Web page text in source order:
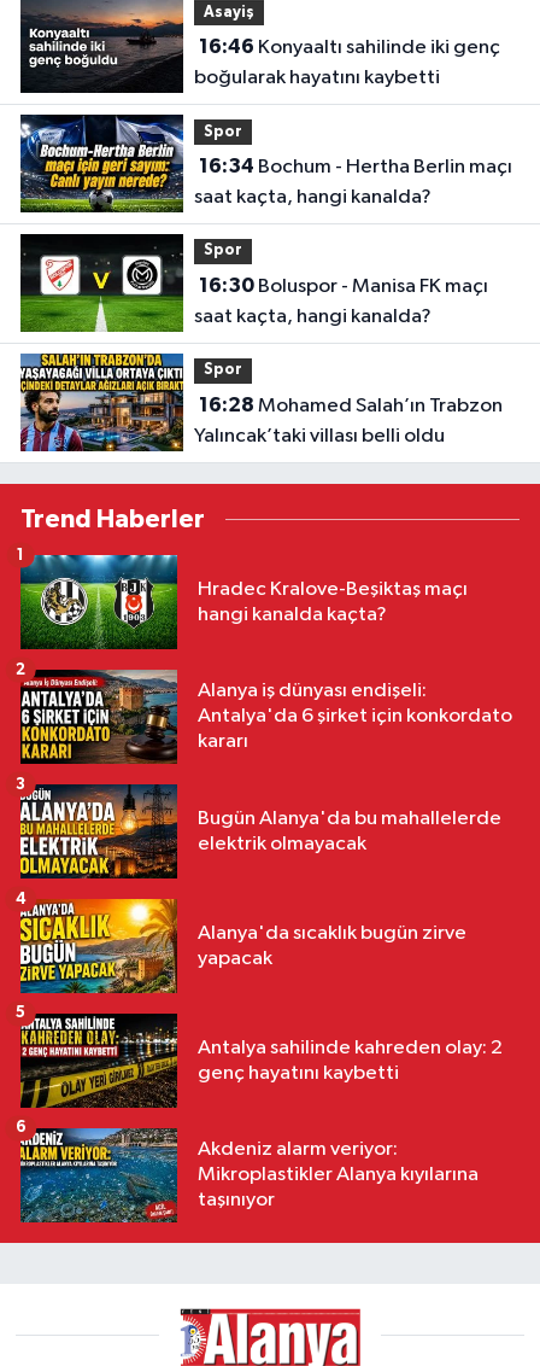
Asayiş
16:46
boğularak hayatını kaybetti
Spor
16:34
saat kaçta, hangi kanalda?
Spor
16:30Boluspor - Manisa FK maçı
saat kaçta, hangi kanalda?
Spor
16:28
Yalıncak’taki villası belli oldu
Trend Haberler
Hradec Kralove-Beşiktaş maçı
hangi kanalda kaçta?
1
Alanya iş dünyası endişeli:
Antalya'da 6 şirket için konkordato
kararı
2
Bugün Alanya'da bu mahallelerde
elektrik olmayacak
3
Alanya'da sıcaklık bugün zirve
yapacak
4
Antalya sahilinde kahreden olay: 2
genç hayatını kaybetti
5
Akdeniz alarm veriyor:
Mikroplastikler Alanya kıyılarına
taşınıyor
6